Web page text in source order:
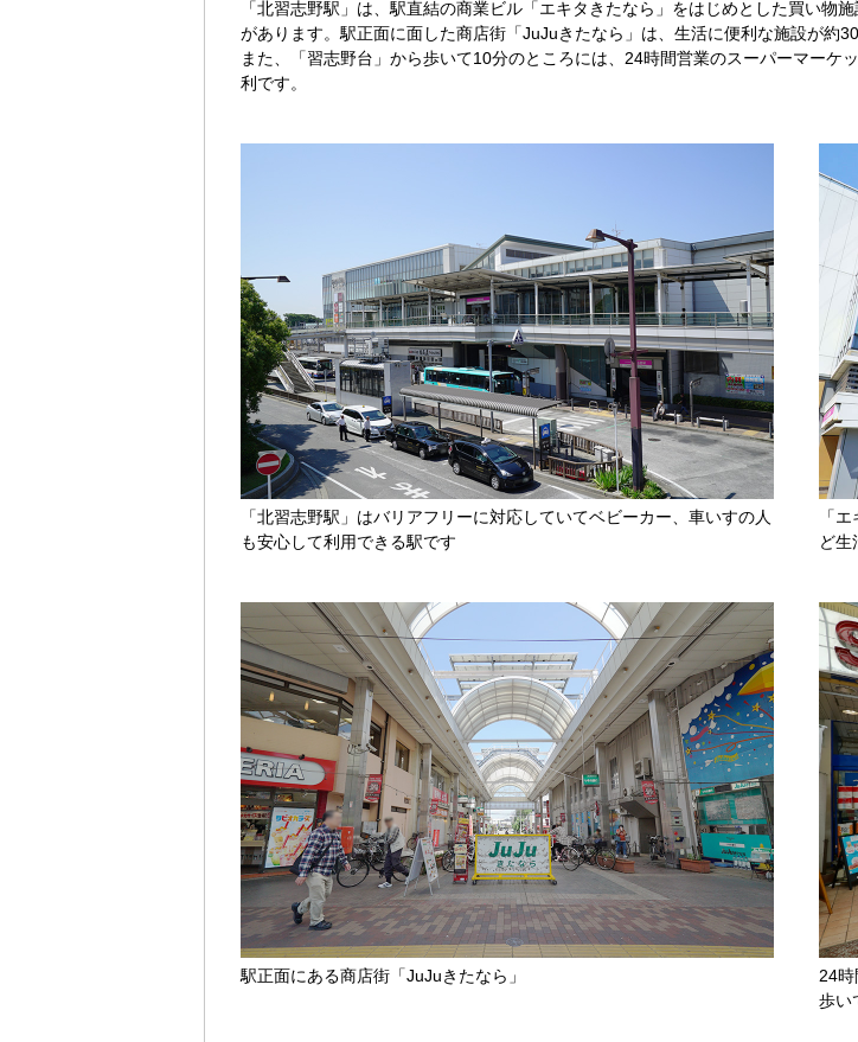
「北習志野駅」は、駅直結の商業ビル「エキタきたなら」をはじめとした買い物
があります。駅正面に面した商店街「JuJuきたなら」は、生活に便利な施設が約
また、「習志野台」から歩いて10分のところには、24時間営業のスーパーマーケ
利です。
「北習志野駅」はバリアフリーに対応していてベビーカー、車いすの人
も安心して利用できる駅です
「
ど生
駅正面にある商店街「JuJuきたなら」
24時
歩い